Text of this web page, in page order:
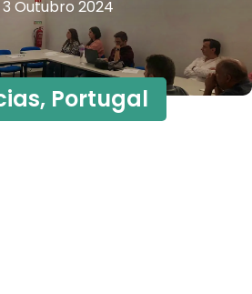
3 Outubro 2024
, Portugal